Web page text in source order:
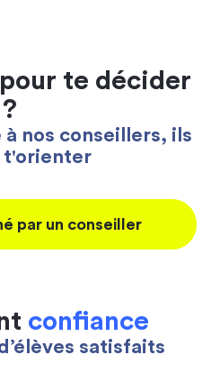
pour te décider
?
à nos conseillers, ils
t'orienter
par un conseiller
confiance
satisfaits